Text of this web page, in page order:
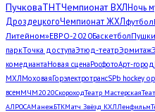
ПучковаТНТЧемпионат ВХЛНочь
ДроздецкогоЧемпионат ЖХЛфутбол
Литейном»ЕВРО-2020Баскетбол
паркТочка доступаЭтюд-театрЭрмитаж
комедиантаНовая сценаРосфотоАрт-город
МХЛМоховаяГорэлектротрансSPb hockey
всемМЧМ2020СкороходТеатр Мастерская
АЛРОСАМанежБТКМатч Звёзд КХЛЛенфильм